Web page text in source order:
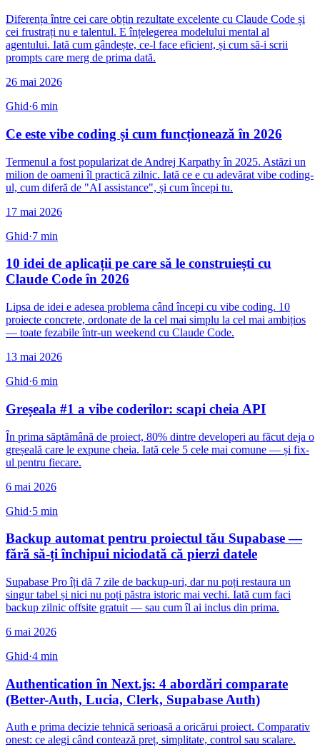
Diferența între cei care obțin rezultate excelente cu Claude Code și
cei frustrați nu e talentul. E înțelegerea modelului mental al
agentului. Iată cum gândește, ce-l face eficient, și cum să-i scrii
prompts care merg de prima dată.
26 mai 2026
Ghid·6 min
Ce este vibe coding și cum funcționează în 2026
Termenul a fost popularizat de Andrej Karpathy în 2025. Astăzi un
milion de oameni îl practică zilnic. Iată ce e cu adevărat vibe coding-
ul, cum diferă de "AI assistance", și cum începi tu.
17 mai 2026
Ghid·7 min
10 idei de aplicații pe care să le construiești cu
Claude Code în 2026
Lipsa de idei e adesea problema când începi cu vibe coding. 10
proiecte concrete, ordonate de la cel mai simplu la cel mai ambițios
— toate fezabile într-un weekend cu Claude Code.
13 mai 2026
Ghid·6 min
Greșeala #1 a vibe coderilor: scapi cheia API
În prima săptămână de proiect, 80% dintre developeri au făcut deja o
greșeală care le expune cheia. Iată cele 5 cele mai comune — și fix-
ul pentru fiecare.
6 mai 2026
Ghid·5 min
Backup automat pentru proiectul tău Supabase —
fără să-ți închipui niciodată că pierzi datele
Supabase Pro îți dă 7 zile de backup-uri, dar nu poți restaura un
singur tabel și nici nu poți păstra istoric mai vechi. Iată cum faci
backup zilnic offsite gratuit — sau cum îl ai inclus din prima.
6 mai 2026
Ghid·4 min
Authentication în Next.js: 4 abordări comparate
(Better-Auth, Lucia, Clerk, Supabase Auth)
Auth e prima decizie tehnică serioasă a oricărui proiect. Comparativ
onest: ce alegi când contează preț, simplitate, control sau scalare.